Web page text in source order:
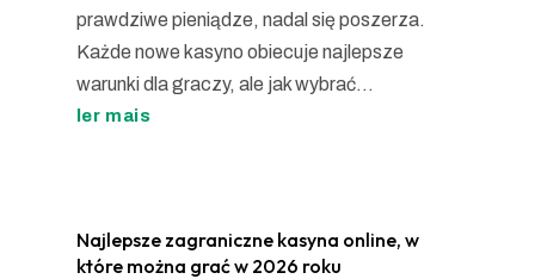
prawdziwe pieniądze, nadal się poszerza.
Każde nowe kasyno obiecuje najlepsze
warunki dla graczy, ale jak wybrać...
ler mais
Najlepsze zagraniczne kasyna online, w
które można grać w 2026 roku